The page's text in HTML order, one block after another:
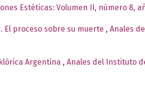
Estéticas: Volumen II, número 8,
El proceso sobre su muerte , Anales
Argentina , Anales del Instituto